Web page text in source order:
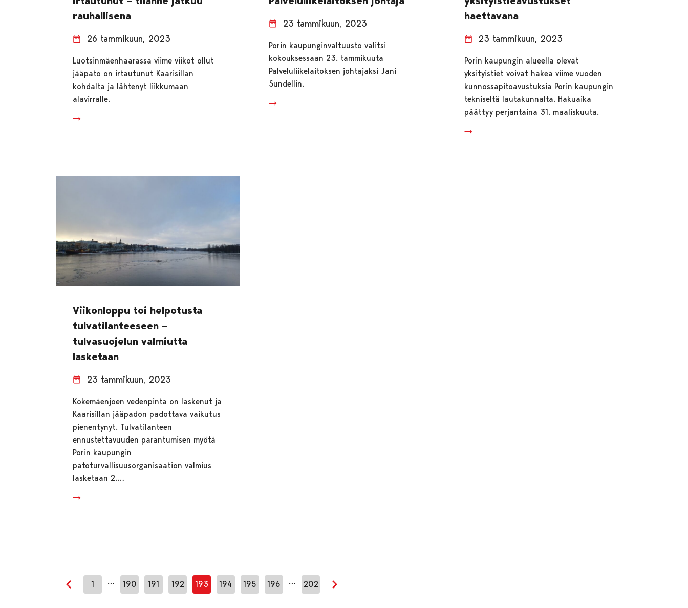
rauhallisena
26 tammikuun, 2023
Luotsinmäenhaarassa viime viikot ollut
jääpato on irtautunut Kaarisillan
kohdalta ja lähtenyt liikkumaan
alavirralle.
23 tammikuun, 2023
Porin kaupunginvaltuusto valitsi
kokouksessaan 23. tammikuuta
Palveluliikelaitoksen johtajaksi Jani
Sundellin.
haettavana
23 tammikuun, 2023
Porin kaupungin alueella olevat
yksityistiet voivat hakea viime vuoden
kunnossapitoavustuksia Porin kaupungin
tekniseltä lautakunnalta. Hakuaika
päättyy perjantaina 31. maaliskuuta.
Viikonloppu toi helpotusta
tulvatilanteeseen –
tulvasuojelun valmiutta
lasketaan
23 tammikuun, 2023
Kokemäenjoen vedenpinta on laskenut ja
Kaarisillan jääpadon padottava vaikutus
pienentynyt. Tulvatilanteen
ennustettavuuden parantumisen myötä
Porin kaupungin
patoturvallisuusorganisaation valmius
lasketaan 2.…
Edellinen sivu
1 … 190 191 192 193 194 195 196 … 202